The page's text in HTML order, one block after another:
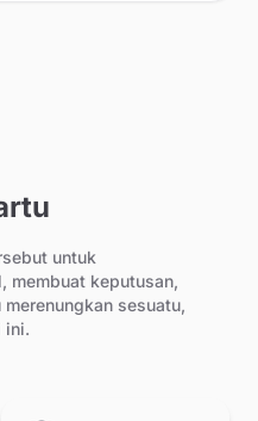
untuk
membuat keputusan,
sesuatu,
ini.